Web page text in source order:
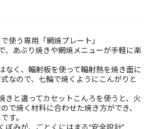
使う専用「網焼プレート」
、あぶり焼きや網焼メニューが手軽に楽
なく、輻射板を使って輻射熱を焼き面に
なので、七輪で焼くようにこんがりと
きと違ってカセットこんろを使うと、火
で焼く材料に合わせた焼き方ができ、
す。
ぼみが、ごとくにはまる“安全設計”